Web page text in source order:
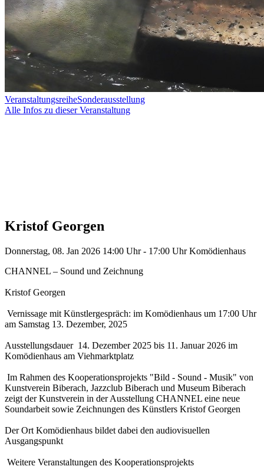
VeranstaltungsreiheSonderausstellung
Alle Infos zu dieser Veranstaltung
Kristof Georgen
Donnerstag, 08. Jan 2026 14:00 Uhr - 17:00 Uhr Komödienhaus
CHANNEL – Sound und Zeichnung
Kristof Georgen
Vernissage mit Künstlergespräch: im Komödienhaus um 17:00 Uhr
am Samstag 13. Dezember, 2025
Ausstellungsdauer 14. Dezember 2025 bis 11. Januar 2026 im
Komödienhaus am Viehmarktplatz
Im Rahmen des Kooperationsprojekts "Bild - Sound - Musik" von
Kunstverein Biberach, Jazzclub Biberach und Museum Biberach
zeigt der Kunstverein in der Ausstellung CHANNEL eine neue
Soundarbeit sowie Zeichnungen des Künstlers Kristof Georgen
Der Ort Komödienhaus bildet dabei den audiovisuellen
Ausgangspunkt
Weitere Veranstaltungen des Kooperationsprojekts